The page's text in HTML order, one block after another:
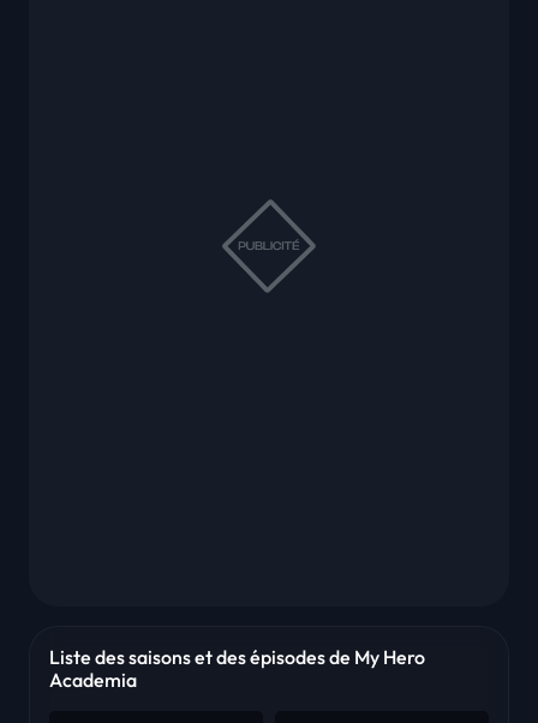
Liste des saisons et des épisodes de My Hero
Academia